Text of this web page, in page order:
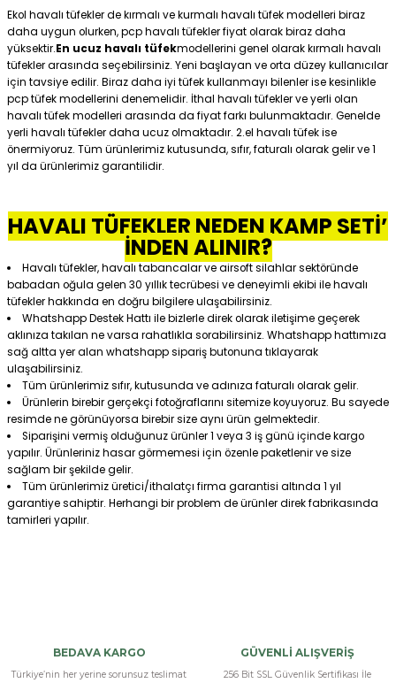
Ekol havalı tüfekler de kırmalı ve kurmalı havalı tüfek modelleri biraz
daha uygun olurken, pcp havalı tüfekler fiyat olarak biraz daha
yüksektir.En ucuz havalı tüfekmodellerini genel olarak kırmalı havalı
tüfekler arasında seçebilirsiniz. Yeni başlayan ve orta düzey kullanıcılar
için tavsiye edilir. Biraz daha iyi tüfek kullanmayı bilenler ise kesinlikle
pcp tüfek modellerini denemelidir. İthal havalı tüfekler ve yerli olan
havalı tüfek modelleri arasında da fiyat farkı bulunmaktadır. Genelde
yerli havalı tüfekler daha ucuz olmaktadır. 2.el havalı tüfek ise
önermiyoruz. Tüm ürünlerimiz kutusunda, sıfır, faturalı olarak gelir ve 1
yıl da ürünlerimiz garantilidir.
HAVALI TÜFEKLER NEDEN KAMP SETİ’
İNDEN ALINIR?
Havalı tüfekler, havalı tabancalar ve airsoft silahlar sektöründe
babadan oğula gelen 30 yıllık tecrübesi ve deneyimli ekibi ile havalı
tüfekler hakkında en doğru bilgilere ulaşabilirsiniz.
Whatshapp Destek Hattı ile bizlerle direk olarak iletişime geçerek
aklınıza takılan ne varsa rahatlıkla sorabilirsiniz. Whatshapp hattımıza
sağ altta yer alan whatshapp sipariş butonuna tıklayarak
ulaşabilirsiniz.
Tüm ürünlerimiz sıfır, kutusunda ve adınıza faturalı olarak gelir.
Ürünlerin birebir gerçekçi fotoğraflarını sitemize koyuyoruz. Bu sayede
resimde ne görünüyorsa birebir size aynı ürün gelmektedir.
Siparişini vermiş olduğunuz ürünler 1 veya 3 iş günü içinde kargo
yapılır. Ürünleriniz hasar görmemesi için özenle paketlenir ve size
sağlam bir şekilde gelir.
Tüm ürünlerimiz üretici/ithalatçı firma garantisi altında 1 yıl
garantiye sahiptir. Herhangi bir problem de ürünler direk fabrikasında
tamirleri yapılır.
BEDAVA KARGO
Türkiye’nin her yerine sorunsuz teslimat
GÜVENLİ ALIŞVERİŞ
256 Bit SSL Güvenlik Sertifikası İle